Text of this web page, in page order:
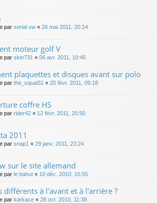
par serial vw « 26 mai 2011, 20:14
moteur golf V
par skin731 « 06 avr. 2011, 10:45
plaquettes et disques avant sur polo
par the_squal31 « 20 févr. 2011, 09:18
coffre HS
par rider42 « 12 févr. 2011, 20:50
2011
par snap1 « 29 janv. 2011, 23:24
sur le site allemand
par le bahut « 10 déc. 2010, 15:55
différents à l'avant et à l'arrière ?
par karkace « 28 oct. 2010, 11:38